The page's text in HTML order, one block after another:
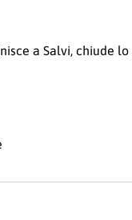
a Salvi, chiude